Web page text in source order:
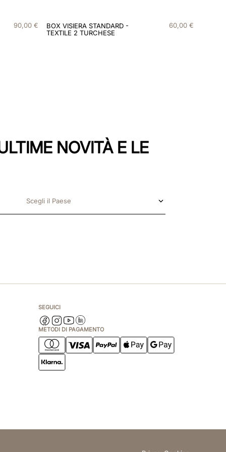
90,00 €
BOX VISIERA STANDARD -
TEXTILE 2 TURCHESE
60,00 €
NOVITÀ E LE
Scegli il Paese
SEGUICI
METODI DI PAGAMENTO